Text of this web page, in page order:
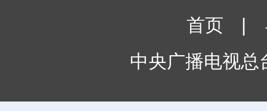
首页
中央广播电视总